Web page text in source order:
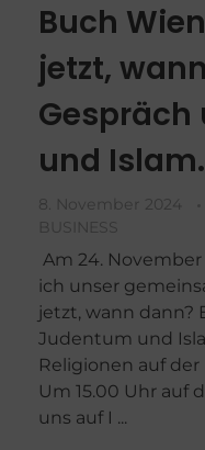
Buch
jetzt,
und Islam.
8. November 2024
BUSINESS
Am 24.
ich unser
jetzt, wann dann?
Judentum und
Religionen auf
Um 15.00 Uhr auf
uns auf I ...